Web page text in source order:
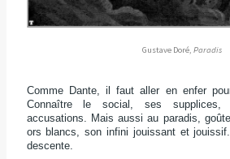
Gustave Doré, Paradis
Comme Dante, il faut aller en enfer
Connaître le social, ses supplices,
accusations. Mais aussi au paradis,
ors blancs, son infini jouissant et
descente.